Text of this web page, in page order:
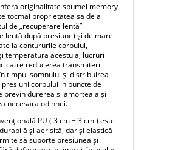
originalitate spumei memory
tocmai proprietatea sa de a
de „recuperare lentă”
lentă după presiune) și de mare
la contururile corpului,
temperatura acestuia, lucruri
catre reducerea transmiteri
timpul somnului și distribuirea
corpului in puncte de
previn durerea si amorteala și
necesara odihnei.
PU ( 3 cm + 3 cm ) este
și aerisită, dar și elastică
să suporte presiunea și